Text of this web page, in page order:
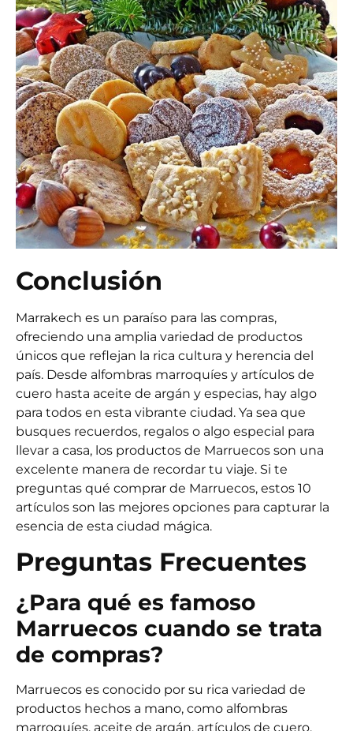
Conclusión
Marrakech es un paraíso para las compras,
ofreciendo una amplia variedad de productos
únicos que reflejan la rica cultura y herencia del
país. Desde alfombras marroquíes y artículos de
cuero hasta aceite de argán y especias, hay algo
para todos en esta vibrante ciudad. Ya sea que
busques recuerdos, regalos o algo especial para
llevar a casa, los productos de Marruecos son una
excelente manera de recordar tu viaje. Si te
preguntas qué comprar de Marruecos, estos 10
artículos son las mejores opciones para capturar la
esencia de esta ciudad mágica.
Preguntas Frecuentes
¿Para qué es famoso
Marruecos cuando se trata
de compras?
Marruecos es conocido por su rica variedad de
productos hechos a mano, como alfombras
marroquíes, aceite de argán, artículos de cuero,